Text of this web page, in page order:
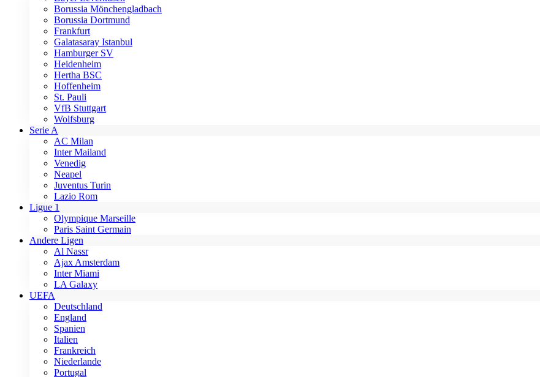
Borussia Mönchengladbach
Borussia Dortmund
Frankfurt
Galatasaray Istanbul
Hamburger SV
Heidenheim
Hertha BSC
Hoffenheim
St. Pauli
VfB Stuttgart
Wolfsburg
Serie A
AC Milan
Inter Mailand
Venedig
Neapel
Juventus Turin
Lazio Rom
Ligue 1
Olympique Marseille
Paris Saint Germain
Andere Ligen
Al Nassr
Ajax Amsterdam
Inter Miami
LA Galaxy
UEFA
Deutschland
England
Spanien
Italien
Frankreich
Niederlande
Portugal